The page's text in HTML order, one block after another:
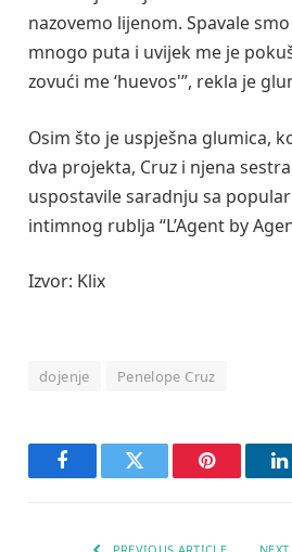
nazovemo lijenom. Spavale
mnogo puta i uvijek me je
zovući me ‘huevos'”, rekla je
Osim što je uspješna glumica,
dva projekta, Cruz i njena
uspostavile saradnju sa
intimnog rublja “L’Agent by
Izvor: Klix
dojenje Penelope Cruz
FacebookTwitter Pinterest